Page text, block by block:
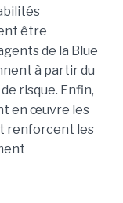
être
de la Blue
à partir du
risque. Enfin,
en œuvre les
renforcent les